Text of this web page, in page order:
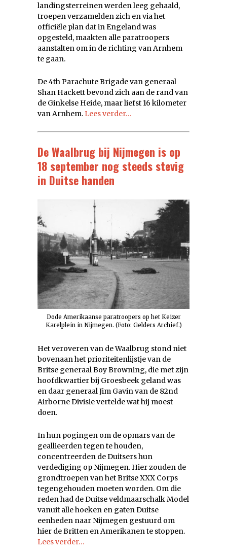
landingsterreinen werden leeg gehaald,
troepen verzamelden zich en via het
officiële plan dat in Engeland was
opgesteld, maakten alle paratroopers
aanstalten om in de richting van Arnhem
te gaan.
De 4th Parachute Brigade van generaal
Shan Hackett bevond zich aan de rand van
de Ginkelse Heide, maar liefst 16 kilometer
van Arnhem. Lees verder…
De Waalbrug bij Nijmegen is op
18 september nog steeds stevig
in Duitse handen
Dode Amerikaanse paratroopers op het Keizer
Karelplein in Nijmegen. (Foto: Gelders Archief.)
Het veroveren van de Waalbrug stond niet
bovenaan het prioriteitenlijstje van de
Britse generaal Boy Browning, die met zijn
hoofdkwartier bij Groesbeek geland was
en daar generaal Jim Gavin van de 82nd
Airborne Divisie vertelde wat hij moest
doen.
In hun pogingen om de opmars van de
geallieerden tegen te houden,
concentreerden de Duitsers hun
verdediging op Nijmegen. Hier zouden de
grondtroepen van het Britse XXX Corps
tegengehouden moeten worden. Om die
reden had de Duitse veldmaarschalk Model
vanuit alle hoeken en gaten Duitse
eenheden naar Nijmegen gestuurd om
hier de Britten en Amerikanen te stoppen.
Lees verder…